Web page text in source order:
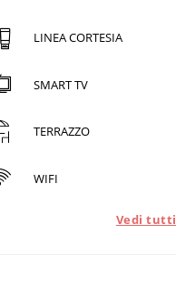
LINEA CORTESIA
SMART TV
TERRAZZO
WIFI
Vedi tutti